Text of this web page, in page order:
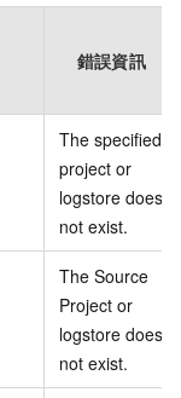
錯誤資訊
The specified
project or
logstore does
not exist.
The Source
Project or
logstore does
not exist.